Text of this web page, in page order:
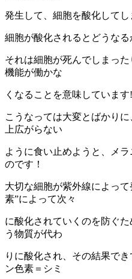
発生して、細胞を酸化して
細胞が酸化されるとどうな
それは細胞が死んでしまっ
機能が働かな
くなることを意味しています!
こうなっては大変とばかり
上広がらない
ように食い止めようと、メ
のです！
大切な細胞が紫外線によって
素”によって次々
に酸化されていくのを防ぐ
う物質が代わ
りに酸化され、その結果で
ン色素＝シミ